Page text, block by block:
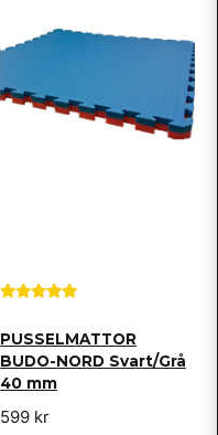
PUSSELMATTOR
BUDO-NORD Svart/Grå
40 mm
599 kr